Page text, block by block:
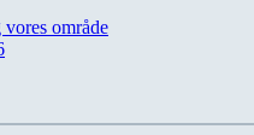
område